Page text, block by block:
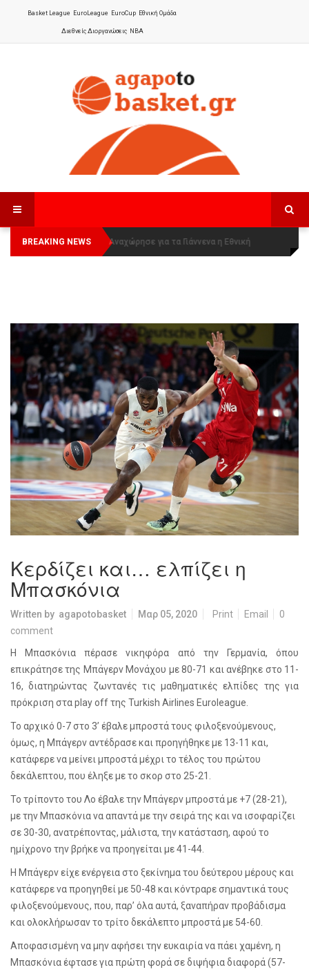
Basket League EuroLeague EuroCup Εθνική Ομάδα
Διεθνείς Διοργανώσεις NBA
BREAKING NEWS
Οι Πάνθηρες Καβάλας στην Women
Basketball League 1
Αναχώρησε για τα Γιάννενα η Εθνική
Γυναικών:
Κερδίζει και… ελπίζει η
Μπασκόνια
Written by agapotobasket Μαρ 05, 2020 Print Email
0
comment
Η Μπασκόνια πέρασε νικηφόρα από την Γερμανία, όπου
επικράτησε της Μπάγερν Μονάχου με 80-71 και ανέβηκε στο 11-
16, διατηρώντας ζωντανές τις μαθηματικές ελπίδες της για
πρόκριση σταplayoffτης Turkish Airlines Euroleague
Το αρχικό 0-7 στο 3’ έβαλε μπροστά τους φιλοξενούμενους,
όμως, η Μπάγερν αντέδρασε και προηγήθηκε με 13-11 και,
κατάφερε να μείνει μπροστά μέχρι το τέλος του πρώτου
δεκάλεπτου, που έληξε με το σκορ στο 25-21.
Το τρίποντο του Λο έβαλε την Μπάγερν μπροστά με +7 (28-21),
με την Μπασκόνια να απαντά με την σειρά της και να ισοφαρίζει
σε 30-30, ανατρέποντας, μάλιστα, την κατάσταση, αφού το
ημίχρονο την βρήκε να προηγείται με 41-44.
Η Μπάγερν είχε ενέργεια στο ξεκίνημα του δεύτερου μέρους και
κατάφερε να προηγηθεί με 50-48 και κόντραρε σημαντικά τους
φιλοξενούμενους, που, παρ’ όλα αυτά, ξαναπήραν προβάδισμα
και ολοκλήρωσαν το τρίτο δεκάλεπτο μπροστά με 54-60.
Αποφασισμένη να μην αφήσει την ευκαιρία να πάει χαμένη, η
Μπασκόνια έφτασε για πρώτη φορά σε διψήφια διαφορά (57-